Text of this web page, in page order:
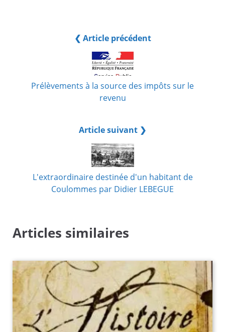
❮ Article précédent
Prélèvements à la source des impôts sur le
revenu
Article suivant ❯
L'extraordinaire destinée d'un habitant de
Coulommes par Didier LEBEGUE
Articles similaires